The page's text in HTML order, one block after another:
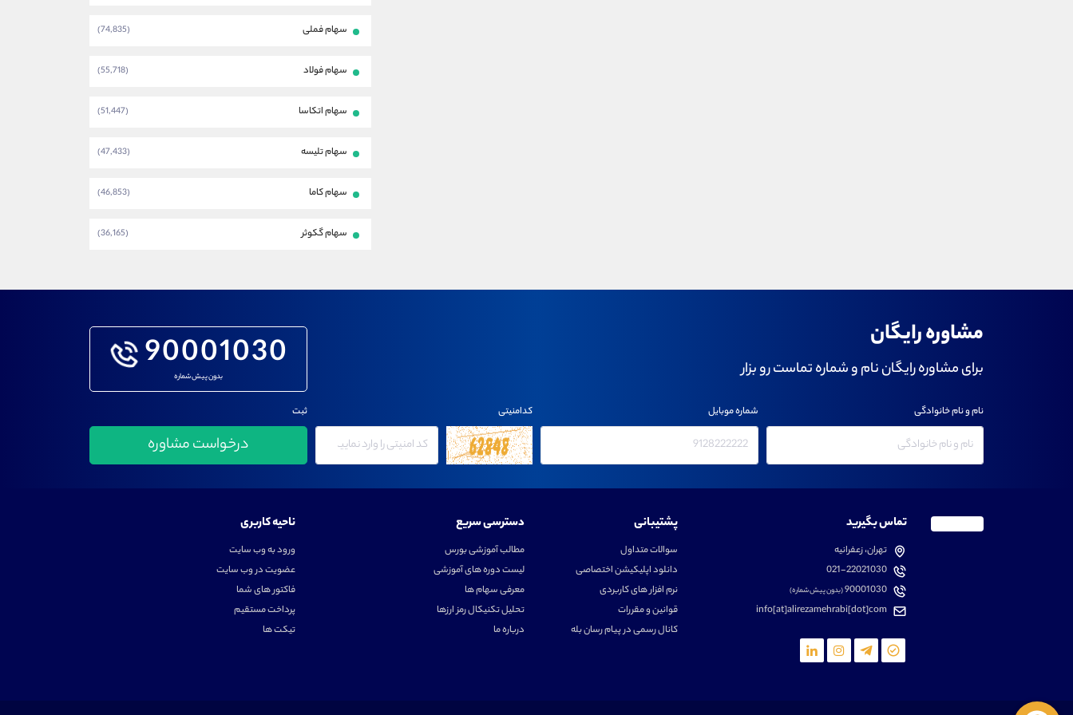
سهام فملی (74,835)
سهام فولاد (55,718)
سهام اتکاسا (51,447)
سهام تلیسه (47,433)
سهام کاما (46,853)
سهام گکوثر (36,165)
مشاوره رایگان
برای مشاوره رایگان نام و شماره تماست رو بزار 90001030
بدون پیش شماره
نام و نام خانوادگی شماره موبایل کدامنیتی ثبت
تماس بگیرید
تهران، زعفرانیه
021-22021030
90001030(بدون پیش شماره)
info[at]alirezamehrabi[dot]com
پشتیبانی
سوالات متداول
دانلود اپلیکیشن اختصاصی
نرم افزار های کاربردی
قوانین و مقررات
کانال رسمی در پیام رسان بله
دسترسی سریع
مطالب آموزشی بورس
لیست دوره های آموزشی
معرفی سهام ها
تحلیل تکنیکال رمز ارزها
درباره ما
ناحیه کاربری
ورود به وب سایت
عضویت در وب سایت
فاکتور های شما
پرداخت مستقیم
تیکت ها